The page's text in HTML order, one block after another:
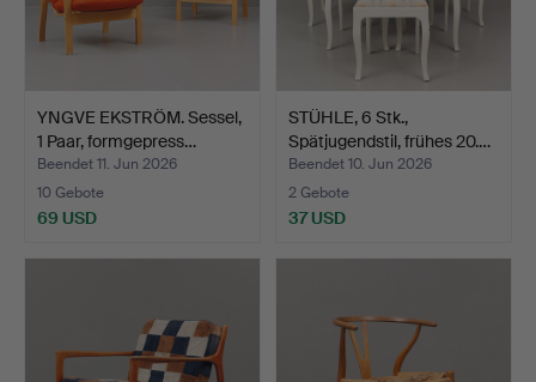
YNGVE EKSTRÖM. Sessel,
1 Paar, formgepress…
Beendet 11. Jun 2026
10 Gebote
69 USD
STÜHLE, 6 Stk.,
Spätjugendstil, frühes 20.…
Beendet 10. Jun 2026
2 Gebote
37 USD